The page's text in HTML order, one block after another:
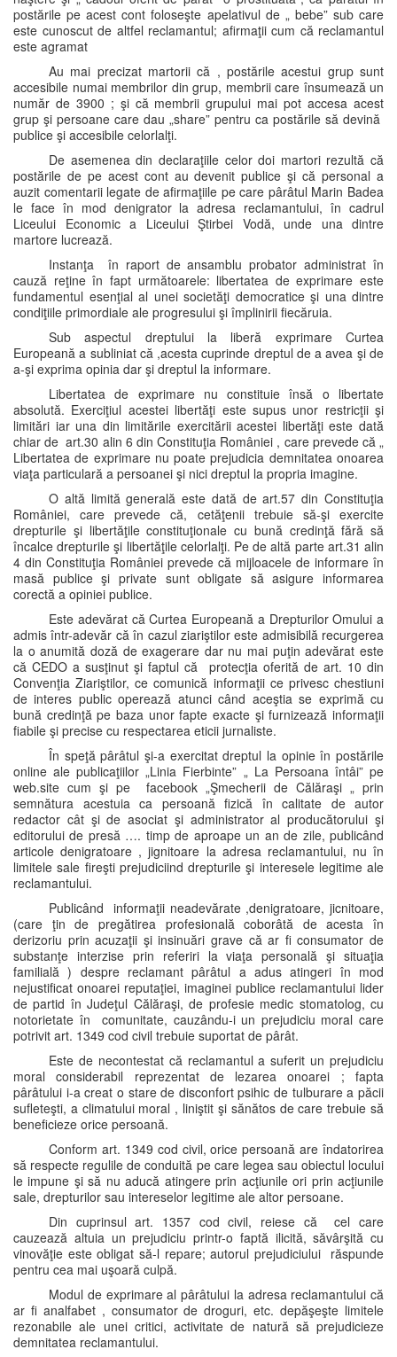
postările pe acest cont foloseşte apelativul de „ bebe” sub care
este cunoscut de altfel reclamantul; afirmaţii cum că reclamantul
este agramat
Au mai precizat martorii că , postările acestui grup sunt
accesibile numai membrilor din grup, membrii care însumează un
număr de 3900 ; şi că membrii grupului mai pot accesa acest
grup şi persoane care dau „share” pentru ca postările să devină
publice şi accesibile celorlalţi.
De asemenea din declaraţiile celor doi martori rezultă că
postările de pe acest cont au devenit publice şi că personal a
auzit comentarii legate de afirmaţiile pe care pârâtul Marin Badea
le face în mod denigrator la adresa reclamantului, în cadrul
Liceului Economic a Liceului Ştirbei Vodă, unde una dintre
martore lucrează.
Instanţa în raport de ansamblu probator administrat în
cauză reţine în fapt următoarele: libertatea de exprimare este
fundamentul esenţial al unei societăţi democratice şi una dintre
condiţiile primordiale ale progresului şi împlinirii fiecăruia.
Sub aspectul dreptului la liberă exprimare Curtea
Europeană a subliniat că ,acesta cuprinde dreptul de a avea şi de
a-şi exprima opinia dar şi dreptul la informare.
Libertatea de exprimare nu constituie însă o libertate
absolută. Exerciţiul acestei libertăţi este supus unor restricţii şi
limitări iar una din limitările exercitării acestei libertăţi este dată
chiar de art.30 alin 6 din Constituţia României , care prevede că „
Libertatea de exprimare nu poate prejudicia demnitatea onoarea
viaţa particulară a persoanei şi nici dreptul la propria imagine.
O altă limită generală este dată de art.57 din Constituţia
României, care prevede că, cetăţenii trebuie să-şi exercite
drepturile şi libertăţile constituţionale cu bună credinţă fără să
încalce drepturile şi libertăţile celorlalţi. Pe de altă parte art.31 alin
4 din Constituţia României prevede că mijloacele de informare în
masă publice şi private sunt obligate să asigure informarea
corectă a opiniei publice.
Este adevărat că Curtea Europeană a Drepturilor Omului a
admis într-adevăr că în cazul ziariştilor este admisibilă recurgerea
la o anumită doză de exagerare dar nu mai puţin adevărat este
că CEDO a susţinut şi faptul că protecţia oferită de art. 10 din
Convenţia Ziariştilor, ce comunică informaţii ce privesc chestiuni
de interes public operează atunci când aceştia se exprimă cu
bună credinţă pe baza unor fapte exacte şi furnizează informaţii
fiabile şi precise cu respectarea eticii jurnaliste.
În speţă pârâtul şi-a exercitat dreptul la opinie în postările
online ale publicaţiilor „Linia Fierbinte” „ La Persoana întâi” pe
web.site cum şi pe facebook „Şmecherii de Călăraşi „ prin
semnătura acestuia ca persoană fizică în calitate de autor
redactor cât şi de asociat şi administrator al producătorului şi
editorului de presă …. timp de aproape un an de zile, publicând
articole denigratoare , jignitoare la adresa reclamantului, nu în
limitele sale fireşti prejudiciind drepturile şi interesele legitime ale
reclamantului.
Publicând informaţii neadevărate ,denigratoare, jicnitoare,
(care ţin de pregătirea profesională coborâtă de acesta în
derizoriu prin acuzaţii şi insinuări grave că ar fi consumator de
substanţe interzise prin referiri la viaţa personală şi situaţia
familială ) despre reclamant pârâtul a adus atingeri în mod
nejustificat onoarei reputaţiei, imaginei publice reclamantului lider
de partid în Judeţul Călăraşi, de profesie medic stomatolog, cu
notorietate în comunitate, cauzându-i un prejudiciu moral care
potrivit art. 1349 cod civil trebuie suportat de pârât.
Este de necontestat că reclamantul a suferit un prejudiciu
moral considerabil reprezentat de lezarea onoarei ; fapta
pârâtului i-a creat o stare de disconfort psihic de tulburare a păcii
sufleteşti, a climatului moral , liniştit şi sănătos de care trebuie să
beneficieze orice persoană.
Conform art. 1349 cod civil, orice persoană are îndatorirea
să respecte regulile de conduită pe care legea sau obiectul locului
le impune şi să nu aducă atingere prin acţiunile ori prin acţiunile
sale, drepturilor sau intereselor legitime ale altor persoane.
Din cuprinsul art. 1357 cod civil, reiese că cel care
cauzează altuia un prejudiciu printr-o faptă ilicită, săvârşită cu
vinovăţie este obligat să-l repare; autorul prejudiciului răspunde
pentru cea mai uşoară culpă.
Modul de exprimare al pârâtului la adresa reclamantului că
ar fi analfabet , consumator de droguri, etc. depăşeşte limitele
rezonabile ale unei critici, activitate de natură să prejudicieze
demnitatea reclamantului.